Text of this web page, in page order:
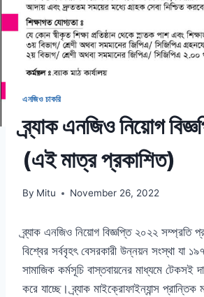
এনজিও চাকরি
ব্র্যাক এনজিও নিয়োগ
(এই মাত্র প্রকাশিত)
By Mitu November 26, 2022
ব্র্যাক এনজিও নিয়োগ বিজ্ঞপ্তি ২০২২ সম্প্রতি
বিশ্বের সর্ববৃহৎ বেসরকারী উন্নয়ন সংস্থা যা
সামাজিক কর্মসূচি বাস্তবায়নের মাধ্যমে টেকসই
করে যাচ্ছে। ব্র্যাক মাইক্রোফাইন্যান্স প্রান্তিক